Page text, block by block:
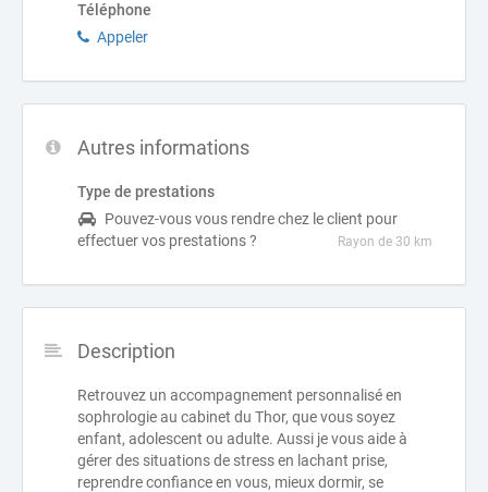
Téléphone
Appeler
Autres informations
Type de prestations
Pouvez-vous vous rendre chez le client pour
effectuer vos prestations ?
Rayon de 30 km
Description
Retrouvez un accompagnement personnalisé en
sophrologie au cabinet du Thor, que vous soyez
enfant, adolescent ou adulte. Aussi je vous aide à
gérer des situations de stress en lachant prise,
reprendre confiance en vous, mieux dormir, se